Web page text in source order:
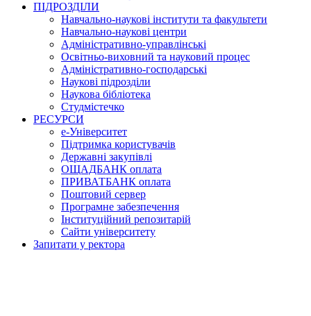
ПІДРОЗДІЛИ
Навчально-наукові інститути та факультети
Навчально-наукові центри
Адміністративно-управлінські
Освітньо-виховний та науковий процес
Адміністративно-господарські
Наукові підрозділи
Наукова бібліотека
Студмістечко
РЕСУРСИ
е-Університет
Підтримка користувачів
Державні закупівлі
ОЩАДБАНК оплата
ПРИВАТБАНК оплата
Поштовий сервер
Програмне забезпечення
Інституційний репозитарій
Сайти університету
Запитати у ректора